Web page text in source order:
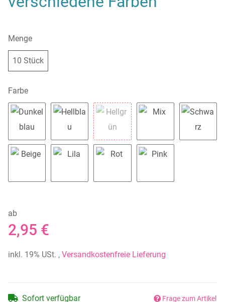
Menge
10 Stück10 Stück
Farbe
Dunkelblau Hellblau Hellgrün Mix
ab
2,95 €
inkl. 19% USt. , Versandkostenfreie Lieferung
Sofort verfügbar Frage zum Artikel